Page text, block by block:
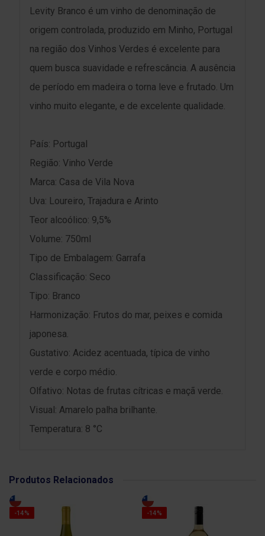
Levity Branco é um vinho de denominação de
origem controlada, produzido em Minho, Portugal
na região dos Vinhos Verdes é excelente para
quem busca suavidade e refrescância. A ausência
de período em madeira o torna leve e frutado. Um
vinho muito elegante, e de excelente qualidade.
País: Portugal
Região: Vinho Verde
Marca: Casa de Vila Nova
Uva: Loureiro, Trajadura e Arinto
Teor alcoólico: 9,5%
Volume: 750ml
Tipo de Embalagem: Garrafa
Classificação: Seco
Tipo: Branco
Harmonização: Frutos do mar, peixes e comida
japonesa.
Gustativo: Acidez acentuada, típica de vinho
verde e corpo médio.
Olfativo: Notas de frutas cítricas e maçã verde.
Visual: Amarelo palha brilhante.
Temperatura: 8 °C
Produtos Relacionados
-14% -14%